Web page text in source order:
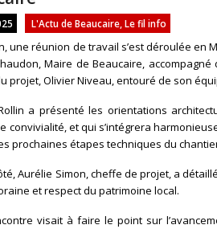
L'Actu de Beaucaire ,Le fil info
une réunion de travail s’est déroulée en
Maire de Beaucaire,
projet, Olivier Niveau, entouré de son
a présenté les orientations
convivialité, et qui s’intégrera
prochaines étapes techniques du
Aurélie Simon, cheffe de projet, a
et respect du patrimoine local.
visait à faire le point sur